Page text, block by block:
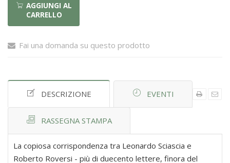
AGGIUNGI AL
CARRELLO
Fai una domanda su questo prodotto
DESCRIZIONE EVENTI
RASSEGNA STAMPA
La copiosa corrispondenza tra Leonardo Sciascia e
Roberto Roversi - più di duecento lettere, finora del